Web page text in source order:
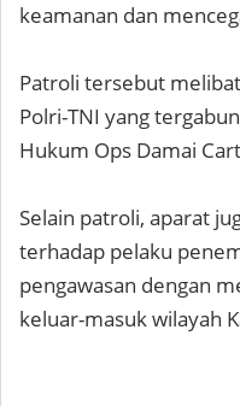
keamanan dan
Patroli tersebut
Polri-TNI yang
Hukum Ops Damai
Selain patroli, aparat
terhadap pelaku
pengawasan dengan
keluar-masuk wilayah